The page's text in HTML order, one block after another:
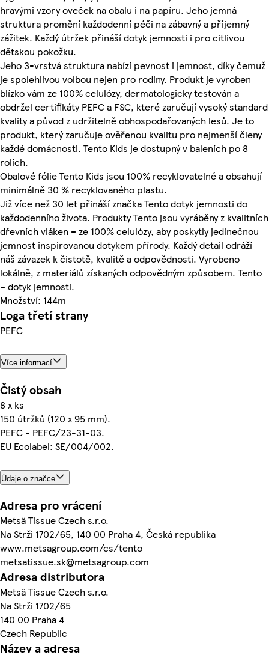
hravými vzory oveček na obalu i na papíru. Jeho jemná
struktura promění každodenní péči na zábavný a příjemný
zážitek. Každý útržek přináší dotyk jemnosti i pro citlivou
dětskou pokožku.
Jeho 3-vrstvá struktura nabízí pevnost i jemnost, díky čemuž
je spolehlivou volbou nejen pro rodiny. Produkt je vyroben
blízko vám ze 100% celulózy, dermatologicky testován a
obdržel certifikáty PEFC a FSC, které zaručují vysoký standard
kvality a původ z udržitelně obhospodařovaných lesů. Je to
produkt, který zaručuje ověřenou kvalitu pro nejmenší členy
každé domácnosti. Tento Kids je dostupný v baleních po 8
rolích.
Obalové fólie Tento Kids jsou 100% recyklovatelné a obsahují
minimálně 30 % recyklovaného plastu.
Již více než 30 let přináší značka Tento dotyk jemnosti do
každodenního života. Produkty Tento jsou vyráběny z kvalitních
dřevních vláken – ze 100% celulózy, aby poskytly jedinečnou
jemnost inspirovanou dotykem přírody. Každý detail odráží
náš závazek k čistotě, kvalitě a odpovědnosti. Vyrobeno
lokálně, z materiálů získaných odpovědným způsobem. Tento
– dotyk jemnosti.
Množství: 144m
Loga třetí strany
PEFC
Více informací
Čistý obsah
8 x ks
150 útržků (120 x 95 mm).
PEFC - PEFC/23-31-03.
EU Ecolabel: SE/004/002.
Údaje o značce
Adresa pro vrácení
Metsä Tissue Czech s.r.o.
Na Strži 1702/65, 140 00 Praha 4, Česká republika
www.metsagroup.com/cs/tento
metsatissue.sk@metsagroup.com
Adresa distributora
Metsä Tissue Czech s.r.o.
Na Strži 1702/65
140 00 Praha 4
Czech Republic
Název a adresa